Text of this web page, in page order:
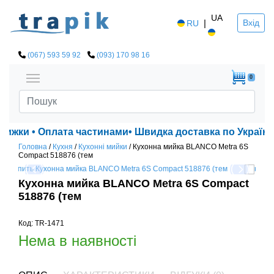
RU | UA Вхід
(067) 593 59 92 (093) 170 98 16
0
• Оплата частинами• Швидка доставка по Україні!
Головна / Кухня / Кухонні мийки / Кухонна мийка BLANCO Metra 6S
Compact 518876 (тем
Кухонна мийка BLANCO Metra 6S Compact
518876 (тем
Код: TR-1471
Нема в наявності